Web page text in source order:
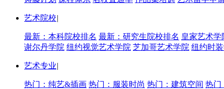
艺术院校|
最新：本科院校排名 最新：研究生院校排名 皇家艺术学
谢尔丹学院 纽约视觉艺术学院 芝加哥艺术学院 纽约时
艺术专业|
热门：纯艺&插画 热门：服装时尚 热门：建筑空间 热门